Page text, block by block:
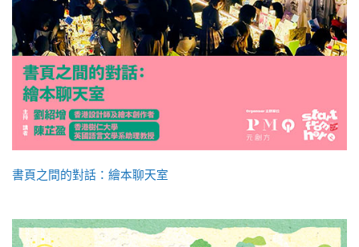
書頁之間的對話：繪本聊天室